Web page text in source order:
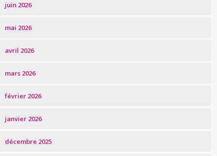
juin 2026
mai 2026
avril 2026
mars 2026
février 2026
janvier 2026
décembre 2025